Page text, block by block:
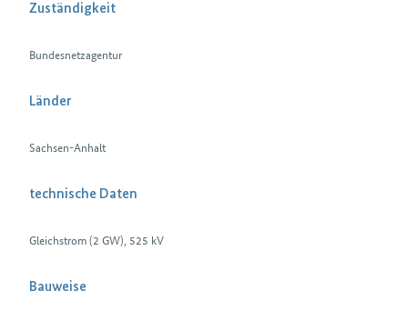
Zuständigkeit
Bundesnetzagentur
Länder
Sachsen-Anhalt
technische Daten
Gleichstrom (2 GW), 525 kV
Bauweise